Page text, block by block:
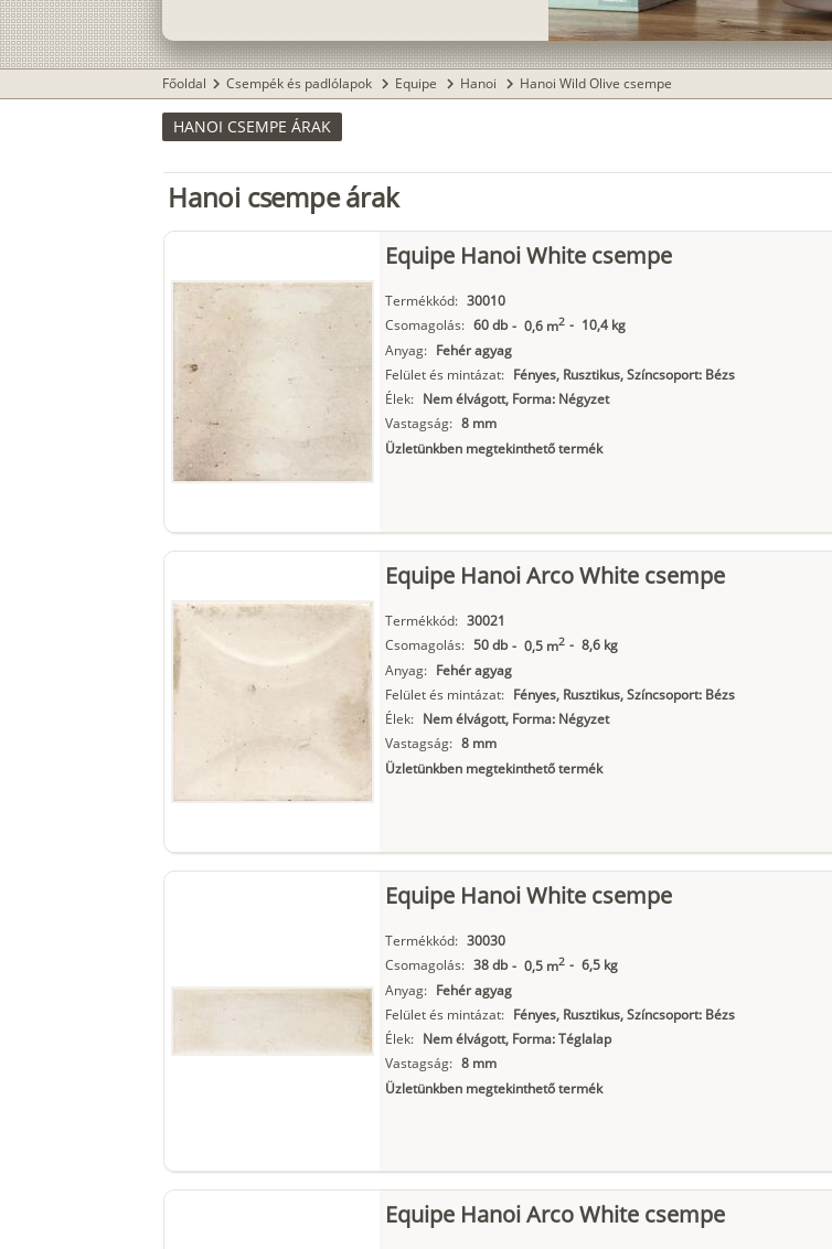
Főoldal chevron_right Csempék és padlólapok chevron_right Equipe chevron_right Hanoi chevron_right Hanoi Wild Olive csempe
HANOI CSEMPE ÁRAK
Hanoi csempe árak
Equipe Hanoi White csempe
Termékkód: 30010
Csomagolás: 60 db - 0,6 m2 - 10,4 kg
Anyag: Fehér agyag
Felület és mintázat: Fényes, Rusztikus, Színcsoport: Bézs
Élek: Nem élvágott, Forma: Négyzet
Vastagság: 8 mm
Üzletünkben megtekinthető termék
Equipe Hanoi Arco White csempe
Termékkód: 30021
Csomagolás: 50 db - 0,5 m2 - 8,6 kg
Anyag: Fehér agyag
Felület és mintázat: Fényes, Rusztikus, Színcsoport: Bézs
Élek: Nem élvágott, Forma: Négyzet
Vastagság: 8 mm
Üzletünkben megtekinthető termék
Equipe Hanoi White csempe
Termékkód: 30030
Csomagolás: 38 db - 0,5 m2 - 6,5 kg
Anyag: Fehér agyag
Felület és mintázat: Fényes, Rusztikus, Színcsoport: Bézs
Élek: Nem élvágott, Forma: Téglalap
Vastagság: 8 mm
Üzletünkben megtekinthető termék
Equipe Hanoi Arco White csempe